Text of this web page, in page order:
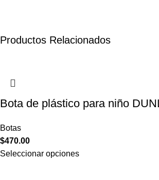
Productos Relacionados
Bota de plástico para niño
Botas
$470.00
Seleccionar opciones